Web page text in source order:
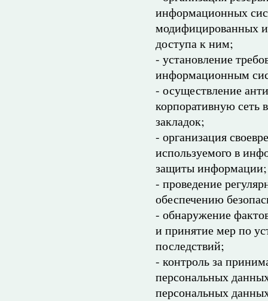
информационных
модифицированных
доступа к ним;
- установление
информационным
- осуществление
корпоративную
закладок;
- организация
используемого в
защиты информации;
- проведение
обеспечению
- обнаружение
и принятие мер по
последствий;
- контроль за
персональных
персональных